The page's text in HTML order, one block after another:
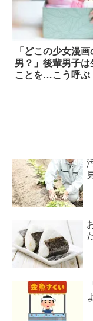
「どこの少女漫画
男？」後輩男子は
ことを…こう呼ぶ